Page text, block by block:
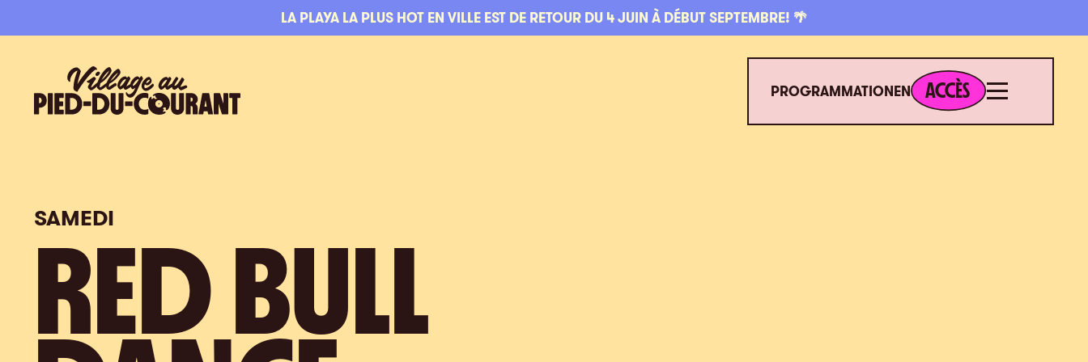
LA PLAYA LA PLUS HOT EN VILLE EST DE RETOUR DU 4 JUIN À DÉBUT SEPTEMBRE! 🌴
Village au Pied-du-Courant
PROGRAMMATIONEN
ACCÈS
ACCÈS Menu
SAMEDI
RED BULL